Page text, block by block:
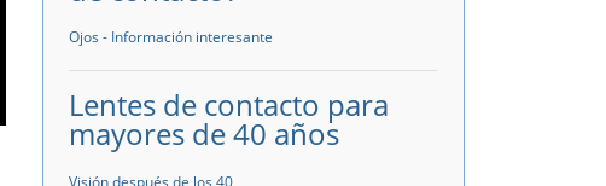
Ojos - Información interesante
Lentes de contacto para
mayores de 40 años